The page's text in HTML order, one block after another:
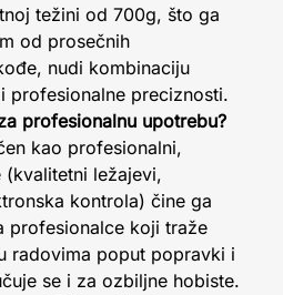
težini od 700g, što ga
od prosečnih
nudi kombinaciju
profesionalne preciznosti.
profesionalnu upotrebu?
kao profesionalni,
ležajevi,
kontrola) čine ga
profesionalce koji traže
radovima poput popravki i
se i za ozbiljne hobiste.